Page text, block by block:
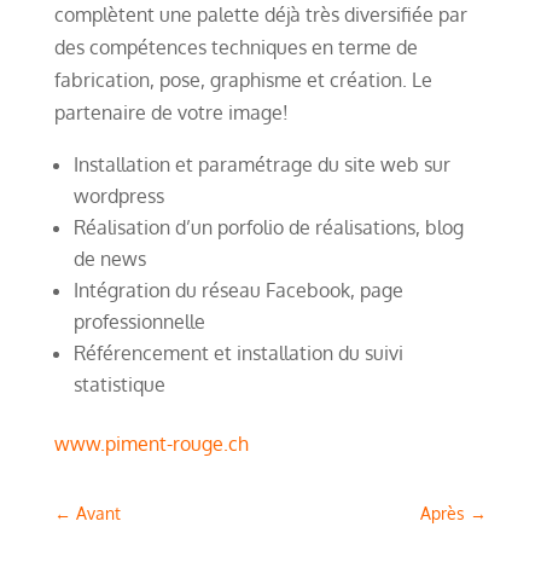
complètent une palette déjà très diversifiée par
des compétences techniques en terme de
fabrication, pose, graphisme et création. Le
partenaire de votre image!
Installation et paramétrage du site web sur
wordpress
Réalisation d’un porfolio de réalisations, blog
de news
Intégration du réseau Facebook, page
professionnelle
Référencement et installation du suivi
statistique
www.piment-rouge.ch
← Avant Après →